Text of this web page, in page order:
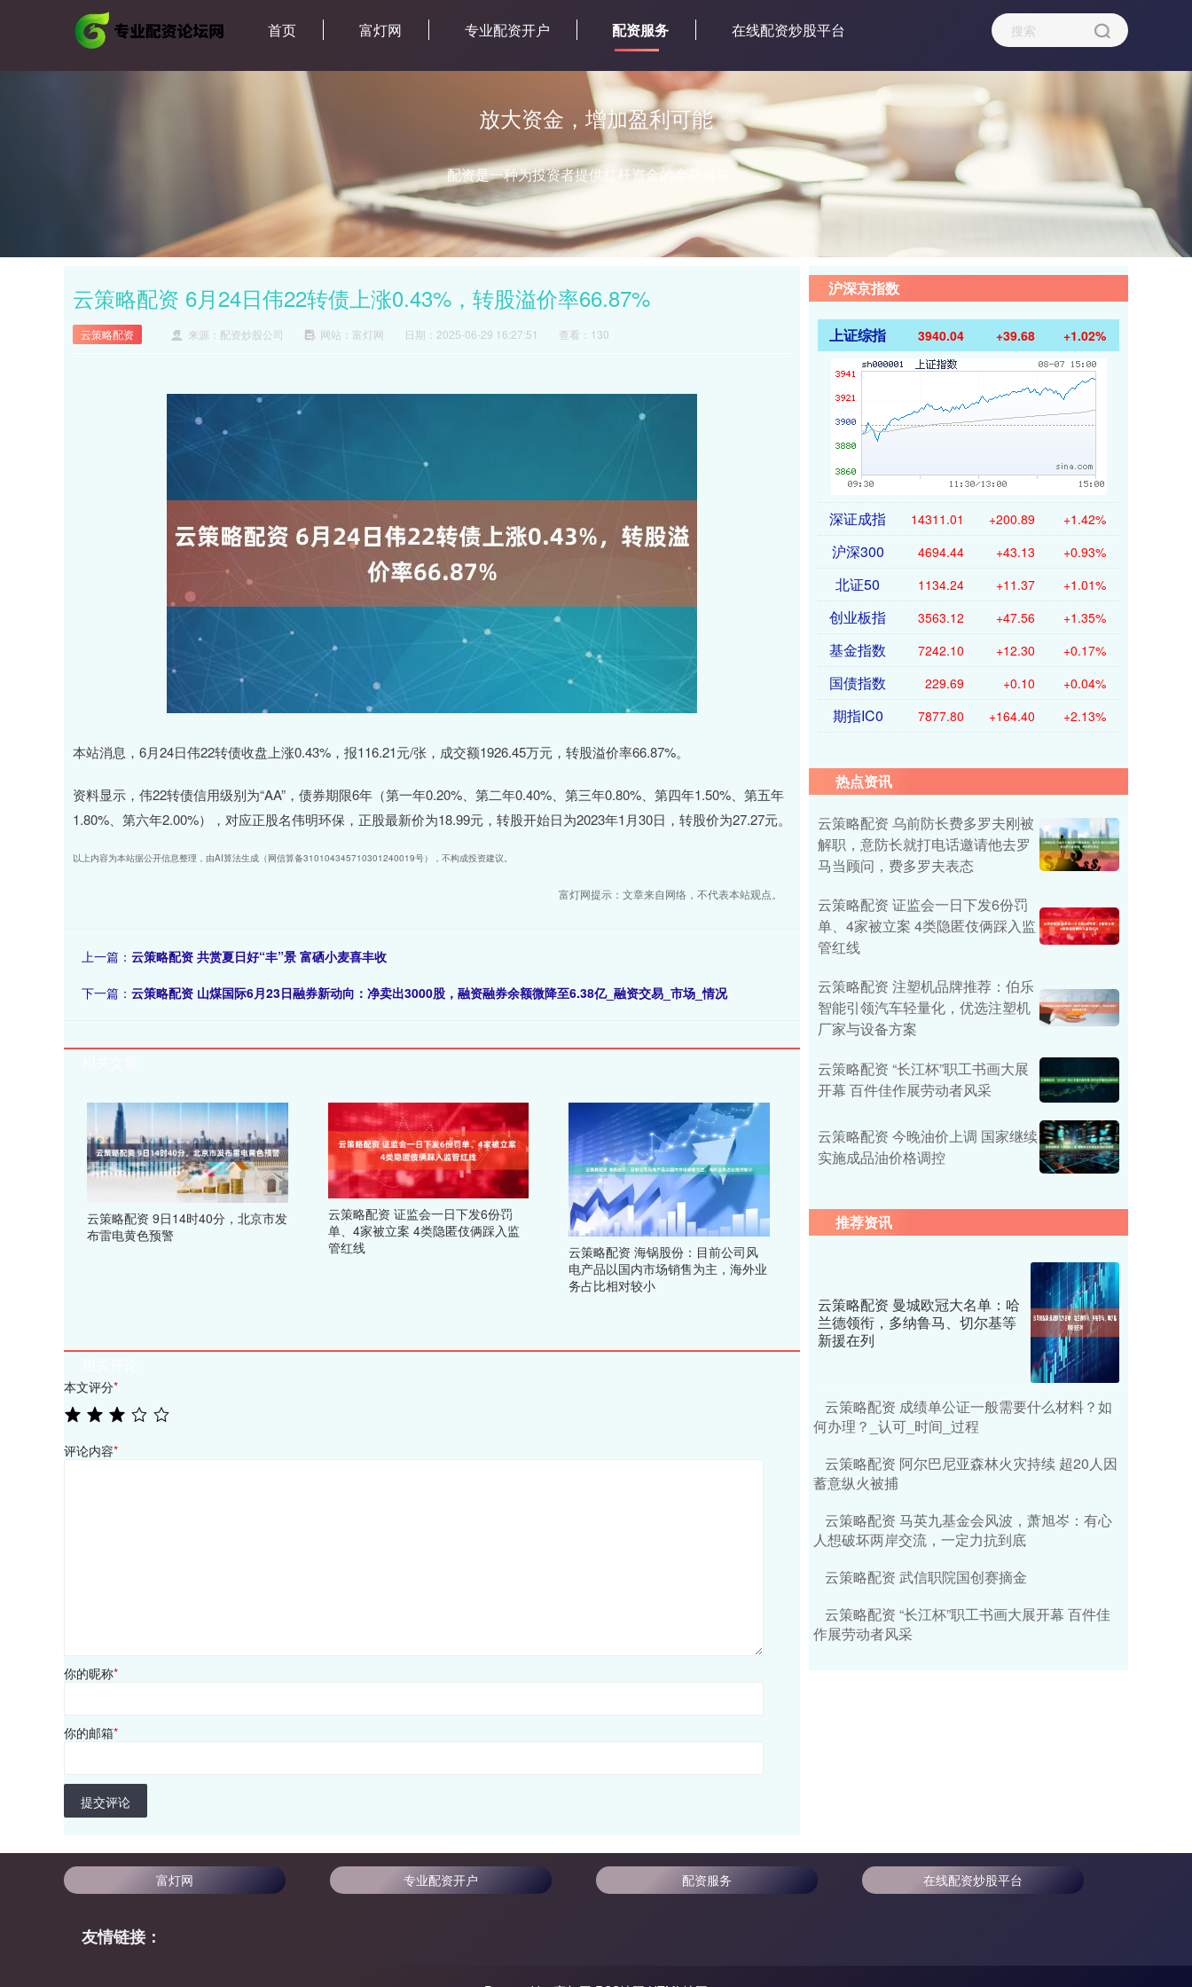
首页 富灯网 专业配资开户 配资服务 在线配资炒股平台
放大资金，增加盈利可能
配资是一种为投资者提供杠杆资金的金融服务！
云策略配资 6月24日伟22转债上涨0.43%，转股溢价率66.87%
云策略配资 来源：配资炒股公司 网站：富灯网 日期：2025-06-29 16:27:51 查看：130
本站消息，6月24日伟22转债收盘上涨0.43%，报116.21元/张，成交额1926.45万元，转股溢价率66.87%。
资料显示，伟22转债信用级别为“AA”，债券期限6年（第一年0.20%、第二年0.40%、第三年0.80%、第四年1.50%、第五年
1.80%、第六年2.00%），对应正股名伟明环保，正股最新价为18.99元，转股开始日为2023年1月30日，转股价为27.27元。
以上内容为本站据公开信息整理，由AI算法生成（网信算备310104345710301240019号），不构成投资建议。
富灯网提示：文章来自网络，不代表本站观点。
上一篇： 云策略配资 共赏夏日好“丰”景 富硒小麦喜丰收
下一篇： 云策略配资 山煤国际6月23日融券新动向：净卖出3000股，融资融券余额微降至6.38亿_融资交易_市场_情况
云策略配资 9日14时40分，北京市发
布雷电黄色预警
云策略配资 证监会一日下发6份罚
单、4家被立案 4类隐匿伎俩踩入监
管红线
云策略配资 海锅股份：目前公司风
电产品以国内市场销售为主，海外业
务占比相对较小
本文评分*
评论内容*
你的昵称*
你的邮箱*
提交评论
沪深京指数
上证综指 3940.04 +39.68 +1.02%
深证成指 14311.01 +200.89 +1.42%
沪深300 4694.44 +43.13 +0.93%
北证50 1134.24 +11.37 +1.01%
创业板指 3563.12 +47.56 +1.35%
基金指数 7242.10 +12.30 +0.17%
国债指数 229.69 +0.10 +0.04%
期指IC0 7877.80 +164.40 +2.13%
热点资讯
云策略配资 乌前防长费多罗夫刚被
解职，意防长就打电话邀请他去罗
马当顾问，费多罗夫表态
云策略配资 证监会一日下发6份罚
单、4家被立案 4类隐匿伎俩踩入监
管红线
云策略配资 注塑机品牌推荐：伯乐
智能引领汽车轻量化，优选注塑机
厂家与设备方案
云策略配资 “长江杯”职工书画大展
开幕 百件佳作展劳动者风采
云策略配资 今晚油价上调 国家继续
实施成品油价格调控
推荐资讯
云策略配资 曼城欧冠大名单：哈
兰德领衔，多纳鲁马、切尔基等
新援在列
云策略配资 成绩单公证一般需要什么材料？如
何办理？_认可_时间_过程
云策略配资 阿尔巴尼亚森林火灾持续 超20人因
蓄意纵火被捕
云策略配资 马英九基金会风波，萧旭岑：有心
人想破坏两岸交流，一定力抗到底
云策略配资 武信职院国创赛摘金
云策略配资 “长江杯”职工书画大展开幕 百件佳
作展劳动者风采
富灯网 专业配资开户 配资服务 在线配资炒股平台
友情链接：